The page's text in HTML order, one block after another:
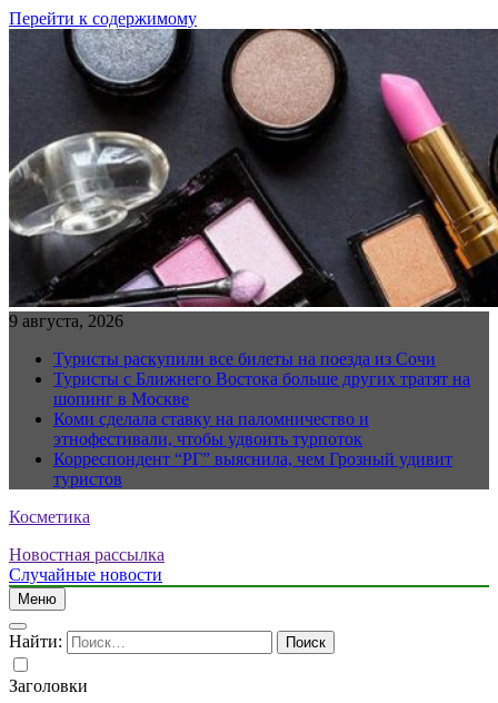
Перейти к содержимому
9 августа, 2026
Туристы раскупили все билеты на поезда из Сочи
Туристы с Ближнего Востока больше других тратят на
шопинг в Москве
Коми сделала ставку на паломничество и
этнофестивали, чтобы удвоить турпоток
Корреспондент “РГ” выяснила, чем Грозный удивит
туристов
Косметика
Новостная рассылка
Случайные новости
Меню
Найти:
Заголовки